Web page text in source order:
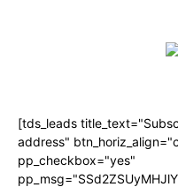
[tds_leads
address"
pp_checkbox="yes"